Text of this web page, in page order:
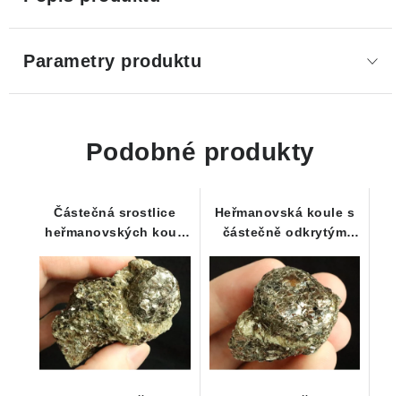
Parametry produktu
Podobné produkty
Částečná srostlice
heřmanovských koulí
Heřmanovská koule s
částečně odkrytým
Křižanova